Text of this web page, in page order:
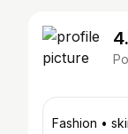
Fashion •